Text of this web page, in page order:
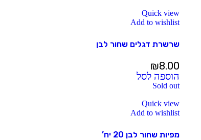
Quick view
Add to wishlist
שרשרת דגלים שחור לבן
₪8.00
הוספה לסל
Sold out
Quick view
Add to wishlist
מפיות שחור לבן 20 יח’